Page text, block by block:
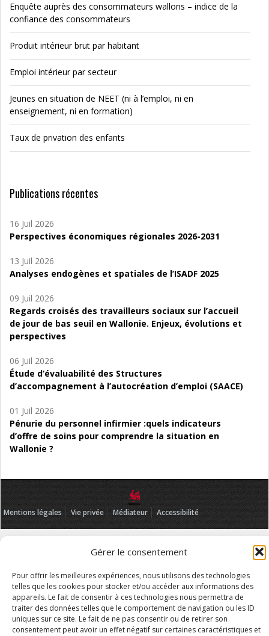
Gérer le consentement
Pour offrir les meilleures expériences, nous utilisons des technologies
telles que les cookies pour stocker et/ou accéder aux informations des
appareils. Le fait de consentir à ces technologies nous permettra de
traiter des données telles que le comportement de navigation ou les ID
uniques sur ce site. Le fait de ne pas consentir ou de retirer son
consentement peut avoir un effet négatif sur certaines caractéristiques et
Enquête auprès des consommateurs wallons – indice de la
confiance des consommateurs
Produit intérieur brut par habitant
Emploi intérieur par secteur
Jeunes en situation de NEET (ni à l’emploi, ni en
enseignement, ni en formation)
Taux de privation des enfants
Publications récentes
16 Juil 2026
Perspectives économiques régionales 2026-2031
13 Juil 2026
Analyses endogènes et spatiales de l’ISADF 2025
09 Juil 2026
Regards croisés des travailleurs sociaux sur l’accueil
de jour de bas seuil en Wallonie. Enjeux, évolutions et
perspectives
06 Juil 2026
Étude d’évaluabilité des Structures
d’accompagnement à l’autocréation d’emploi (SAACE)
01 Juil 2026
Pénurie du personnel infirmier :quels indicateurs
d’offre de soins pour comprendre la situation en
Wallonie ?
Mentions légales Vie privée Médiateur Accessibilité